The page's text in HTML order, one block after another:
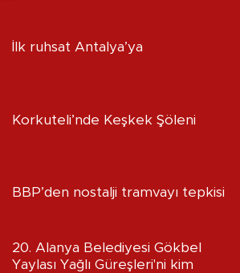
İlk ruhsat Antalya’ya
Korkuteli’nde Keşkek Şöleni
BBP’den nostalji tramvayı tepkisi
20. Alanya Belediyesi Gökbel
Yaylası Yağlı Güreşleri'ni kim